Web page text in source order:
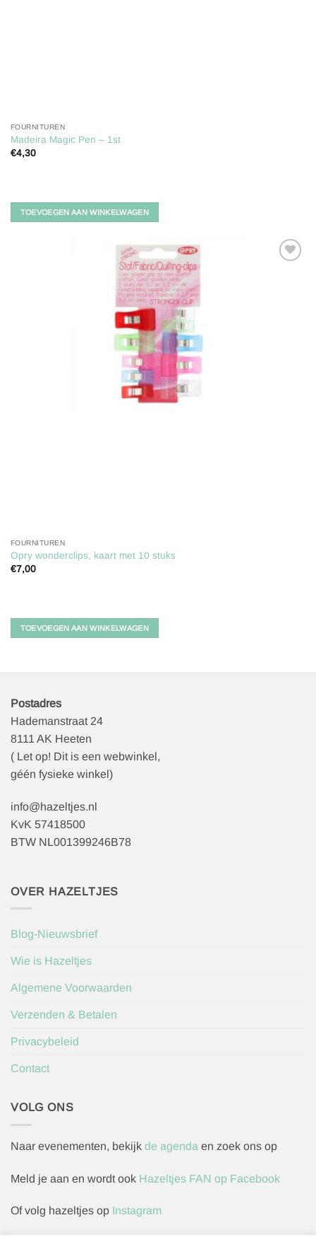
FOURNITUREN
Madeira Magic Pen – 1st
€4,30
TOEVOEGEN AAN WINKELWAGEN
FOURNITUREN
Opry wonderclips, kaart met 10 stuks
€7,00
TOEVOEGEN AAN WINKELWAGEN
Postadres
Hademanstraat 24
8111 AK Heeten
( Let op! Dit is een webwinkel,
géén fysieke winkel)
info@hazeltjes.nl
KvK 57418500
BTW NL001399246B78
OVER HAZELTJES
Blog-Nieuwsbrief
Wie is Hazeltjes
Algemene Voorwaarden
Verzenden & Betalen
Privacybeleid
Contact
VOLG ONS
Naar evenementen, bekijk de agenda en zoek ons op
Meld je aan en wordt ook Hazeltjes FAN op Facebook
Of volg hazeltjes op Instagram